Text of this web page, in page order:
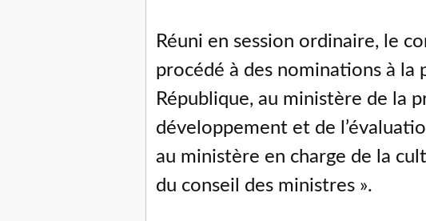
Réuni en session ordinaire, le
procédé à des nominations à la
République, au ministère de la
développement et de
au ministère en charge de la
du conseil des ministres ».